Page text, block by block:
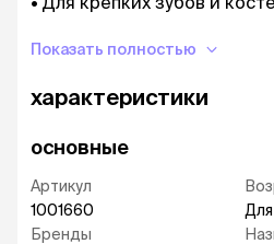
форме - Минералы.
Искусственных
В Chappi есть все
белки, жиры и углеводы, а
витамины и минералы.
Показать полностью
характеристики
основные
Артикул
1001660
Бренды